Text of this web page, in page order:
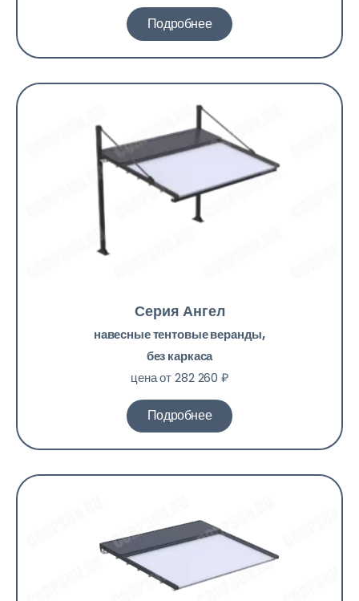
Подробнее
Серия Ангел
навесные тентовые веранды,
без каркаса
цена от 282 260 ₽
Подробнее